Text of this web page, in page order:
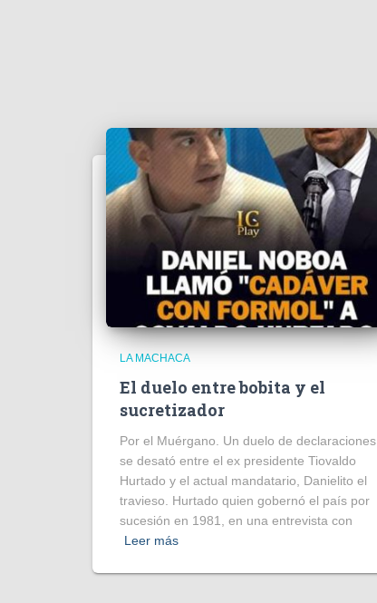
LA MACHACA
El duelo entre bobita y el
sucretizador
Por el Muérgano. Un duelo de declaraciones
se desató entre el ex presidente Tiovaldo
Hurtado y el actual mandatario, Danielito el
travieso. Hurtado quien gobernó el país por
sucesión en 1981, en una entrevista con
Leer más